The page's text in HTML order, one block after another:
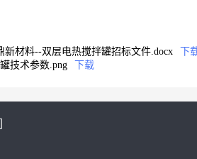
新材料--双层电热搅拌罐招标文件.docx
下
技术参数.png
下载